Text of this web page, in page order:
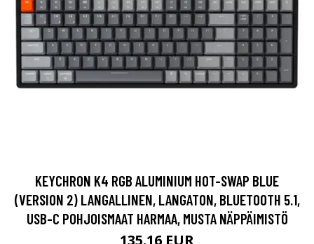
KEYCHRON K4 RGB ALUMINIUM HOT-SWAP BLUE
(VERSION 2) LANGALLINEN, LANGATON, BLUETOOTH 5.1,
USB-C POHJOISMAAT HARMAA, MUSTA NÄPPÄIMISTÖ